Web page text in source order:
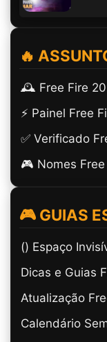
🔥
🕰️ Free Fire
⚡ Painel Free
✅ Verificado
🎮 Nomes Free
🎮 GUIAS
(ㅤ) Espaço
Dicas e Guias
Atualização
Calendário